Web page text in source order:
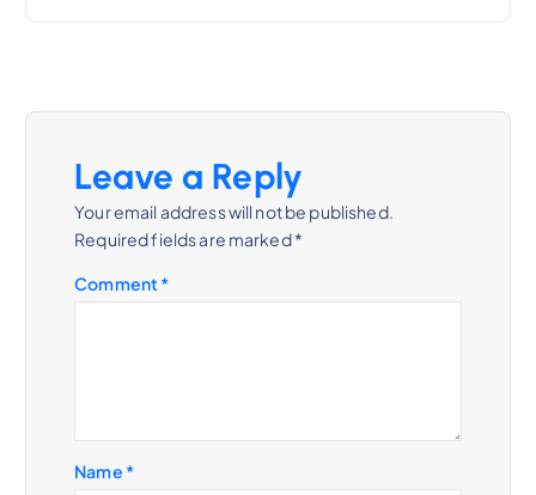
t
Leave a Reply
Your email address will not be published.
Required fields are marked*
Comment *
Name *